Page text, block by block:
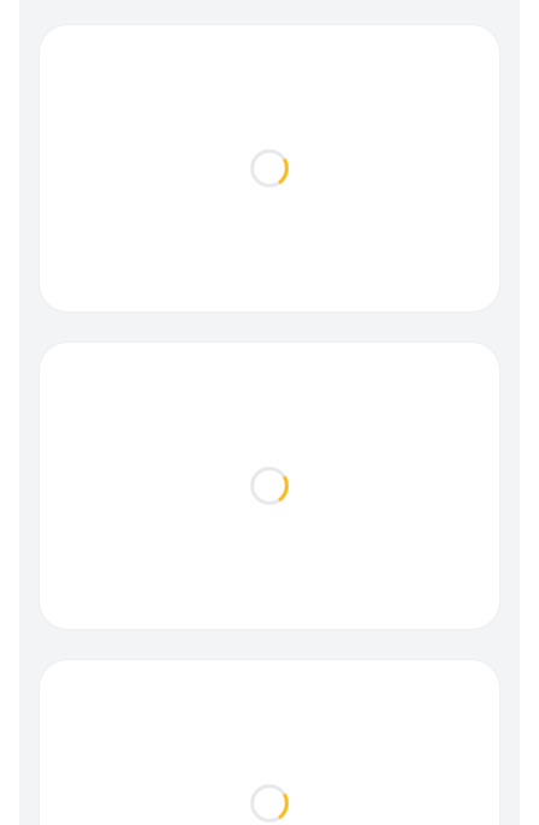
Loading...
Loading...
Loading...